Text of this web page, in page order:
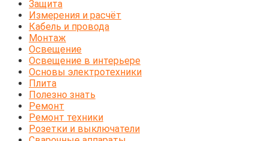
Защита
Измерения и расчёт
Кабель и провода
Монтаж
Освещение
Освещение в интерьере
Основы электротехники
Плита
Полезно знать
Ремонт
Ремонт техники
Розетки и выключатели